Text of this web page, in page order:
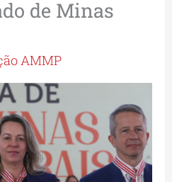
de Minas
AMMP